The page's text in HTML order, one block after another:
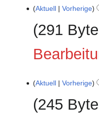
a
s
u
n
g
m
e
n
a
u
n
g
Aktuell Vorherige
291
Aktuell Vorherige
245